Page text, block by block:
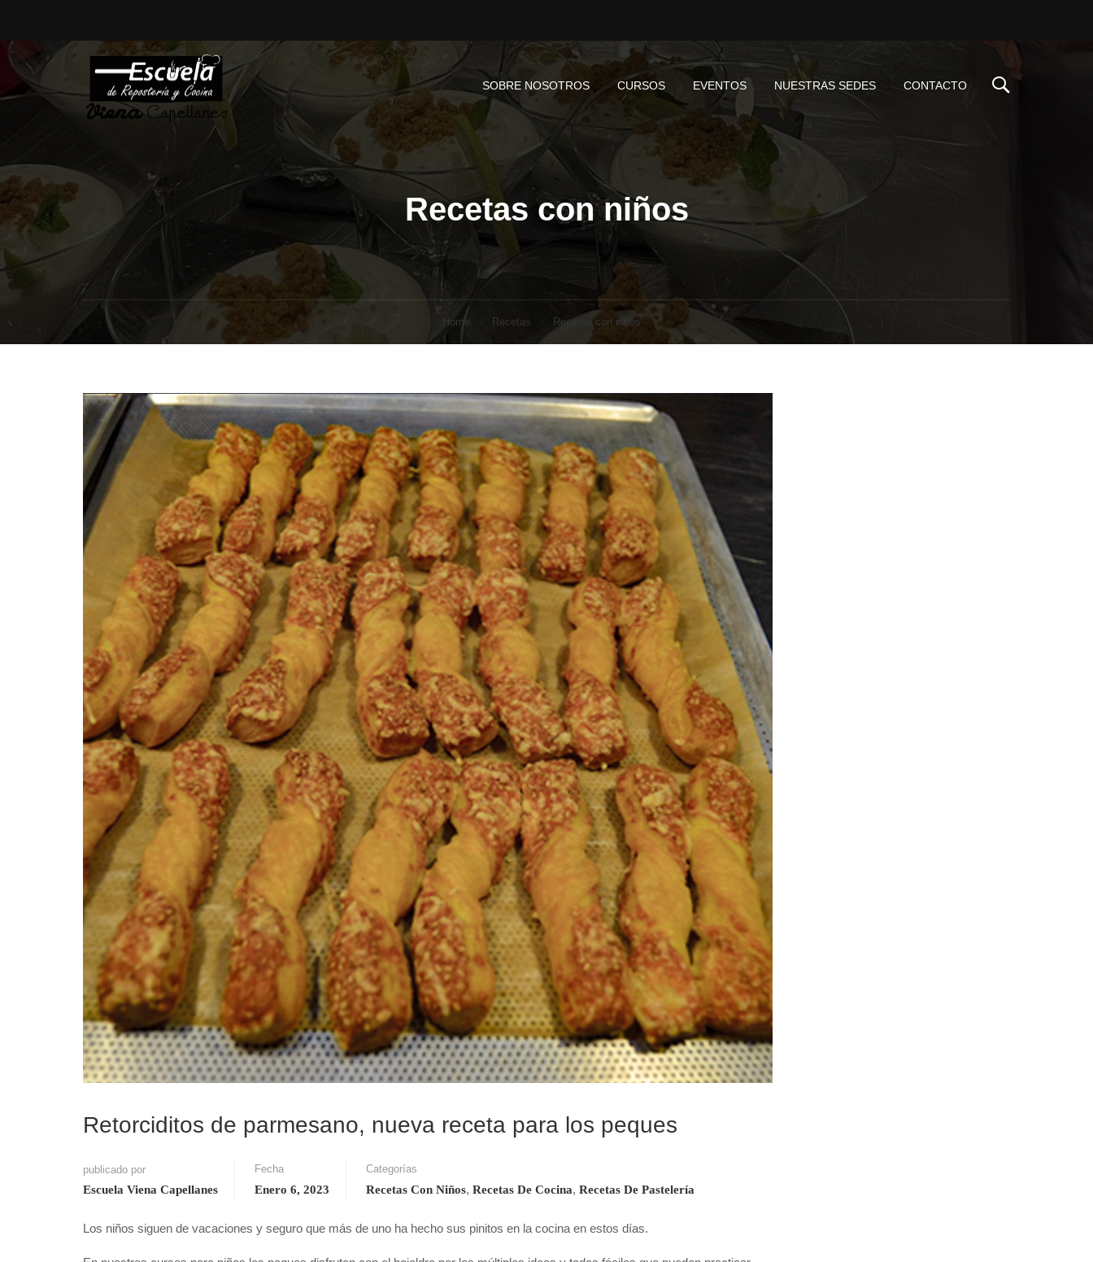
SOBRE NOSOTROS CURSOS EVENTOS NUESTRAS SEDES CONTACTO
Recetas con niños
Home Recetas Recetas con niños
Retorciditos de parmesano, nueva receta para los peques
publicado por
Escuela Viena Capellanes
Fecha
Enero 6, 2023
Categorías
Recetas Con Niños, Recetas De Cocina, Recetas De Pastelería
Los niños siguen de vacaciones y seguro que más de uno ha hecho sus pinitos en la cocina en estos días.